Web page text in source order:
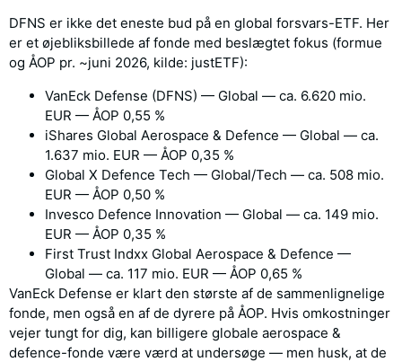
DFNS er ikke det eneste bud på en global forsvars-ETF. Her
er et øjebliksbillede af fonde med beslægtet fokus (formue
og ÅOP pr. ~juni 2026, kilde: justETF):
VanEck Defense (DFNS) — Global — ca. 6.620 mio.
EUR — ÅOP 0,55 %
iShares Global Aerospace & Defence — Global — ca.
1.637 mio. EUR — ÅOP 0,35 %
Global X Defence Tech — Global/Tech — ca. 508 mio.
EUR — ÅOP 0,50 %
Invesco Defence Innovation — Global — ca. 149 mio.
EUR — ÅOP 0,35 %
First Trust Indxx Global Aerospace & Defence —
Global — ca. 117 mio. EUR — ÅOP 0,65 %
VanEck Defense er klart den største af de sammenlignelige
fonde, men også en af de dyrere på ÅOP. Hvis omkostninger
vejer tungt for dig, kan billigere globale aerospace &
defence-fonde være værd at undersøge — men husk, at de